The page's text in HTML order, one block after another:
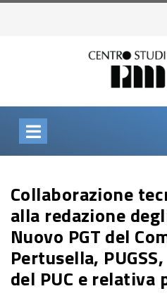
Collaborazione
alla redazione
Nuovo PGT del
Pertusella,
del PUC e relativa